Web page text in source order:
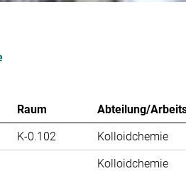
Raum
Abteilung/
K-0.102
Kolloidchemie
Kolloidchemie